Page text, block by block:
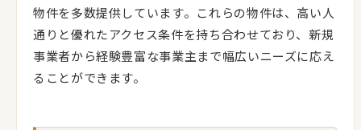
物件を多数提供しています。これらの物件は、高い人
通りと優れたアクセス条件を持ち合わせており、新規
事業者から経験豊富な事業主まで幅広いニーズに応え
ることができます。